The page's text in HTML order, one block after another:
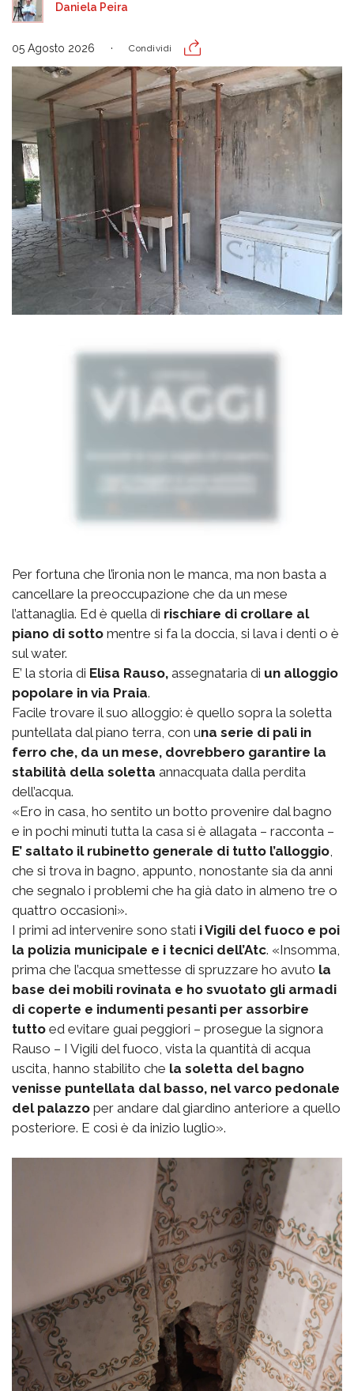
Daniela Peira
05 Agosto 2026 Condividi
Per fortuna che l’ironia non le manca, ma non basta a
cancellare la preoccupazione che da un mese
l’attanaglia. Ed è quella di rischiare di crollare al
piano di sotto mentre si fa la doccia, si lava i denti o è
sul water.
E’ la storia di Elisa Rauso, assegnataria di un alloggio
popolare in via Praia.
Facile trovare il suo alloggio: è quello sopra la soletta
puntellata dal piano terra, con una serie di pali in
ferro che, da un mese, dovrebbero garantire la
stabilità della soletta annacquata dalla perdita
dell’acqua.
«Ero in casa, ho sentito un botto provenire dal bagno
e in pochi minuti tutta la casa si è allagata – racconta –
E’ saltato il rubinetto generale di tutto l’alloggio
che si trova in bagno, appunto, nonostante sia da anni
che segnalo i problemi che ha già dato in almeno tre o
quattro occasioni».
I primi ad intervenire sono stati i Vigili del fuoco e poi
la polizia municipale e i tecnici dell’Atc. «Insomma,
prima che l’acqua smettesse di spruzzare ho avuto la
base dei mobili rovinata e ho svuotato gli armadi
di coperte e indumenti pesanti per assorbire
tutto ed evitare guai peggiori – prosegue la signora
Rauso – I Vigili del fuoco, vista la quantità di acqua
uscita, hanno stabilito che la soletta del bagno
venisse puntellata dal basso, nel varco pedonale
del palazzo per andare dal giardino anteriore a quello
posteriore. E così è da inizio luglio».